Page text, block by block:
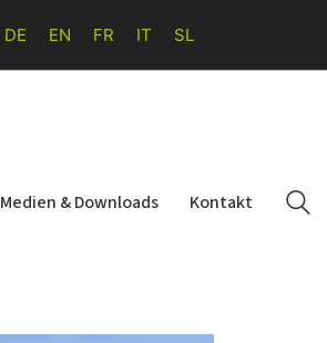
DE EN FR IT SL
Medien & Downloads Kontakt